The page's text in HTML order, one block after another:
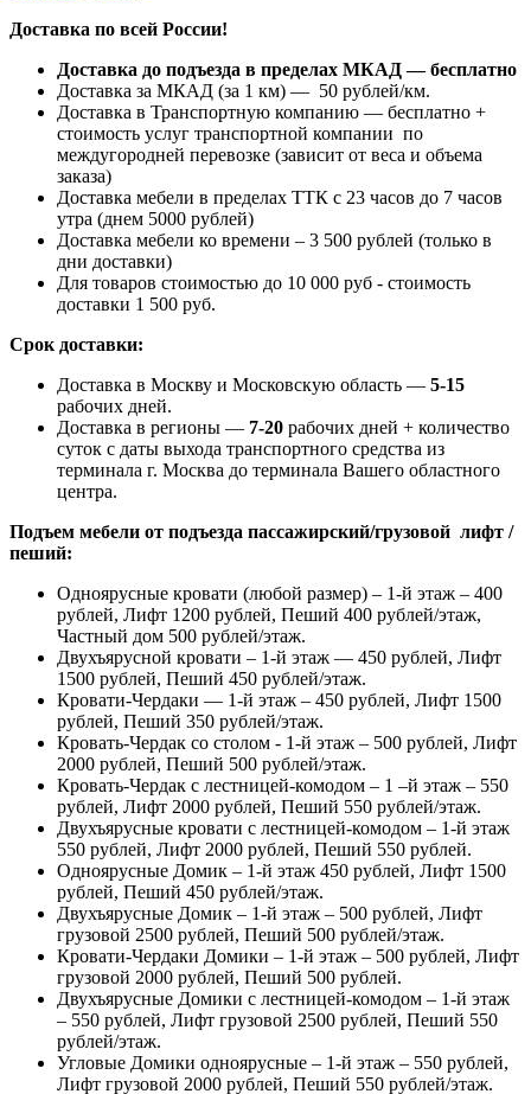
Доставка по всей России!
Доставка до подъезда в пределах МКАД — бесплатно
Доставка за МКАД (за 1 км) — 50 рублей/км.
Доставка в Транспортную компанию — бесплатно +
стоимость услуг транспортной компании по
междугородней перевозке (зависит от веса и объема
заказа)
Доставка мебели в пределах ТТК с 23 часов до 7 часов
утра (днем 5000 рублей)
Доставка мебели ко времени – 3 500 рублей (только в
дни доставки)
Для товаров стоимостью до 10 000 руб - стоимость
доставки 1 500 руб.
Срок доставки:
Доставка в Москву и Московскую область — 5-15
рабочих дней.
Доставка в регионы — 7-20 рабочих дней + количество
суток с даты выхода транспортного средства из
терминала г. Москва до терминала Вашего областного
центра.
Подъем мебели от подъезда пассажирский/грузовой лифт /
пеший:
Одноярусные кровати (любой размер) – 1-й этаж – 400
рублей, Лифт 1200 рублей, Пеший 400 рублей/этаж,
Частный дом 500 рублей/этаж.
Двухъярусной кровати – 1-й этаж — 450 рублей, Лифт
1500 рублей, Пеший 450 рублей/этаж.
Кровати-Чердаки — 1-й этаж – 450 рублей, Лифт 1500
рублей, Пеший 350 рублей/этаж.
Кровать-Чердак со столом - 1-й этаж – 500 рублей, Лифт
2000 рублей, Пеший 500 рублей/этаж.
Кровать-Чердак с лестницей-комодом – 1 –й этаж – 550
рублей, Лифт 2000 рублей, Пеший 550 рублей/этаж.
Двухъярусные кровати с лестницей-комодом – 1-й этаж
550 рублей, Лифт 2000 рублей, Пеший 550 рублей.
Одноярусные Домик – 1-й этаж 450 рублей, Лифт 1500
рублей, Пеший 450 рублей/этаж.
Двухъярусные Домик – 1-й этаж – 500 рублей, Лифт
грузовой 2500 рублей, Пеший 500 рублей/этаж.
Кровати-Чердаки Домики – 1-й этаж – 500 рублей, Лифт
грузовой 2000 рублей, Пеший 500 рублей.
Двухъярусные Домики с лестницей-комодом – 1-й этаж
– 550 рублей, Лифт грузовой 2500 рублей, Пеший 550
рублей/этаж.
Угловые Домики одноярусные – 1-й этаж – 550 рублей,
Лифт грузовой 2000 рублей, Пеший 550 рублей/этаж.